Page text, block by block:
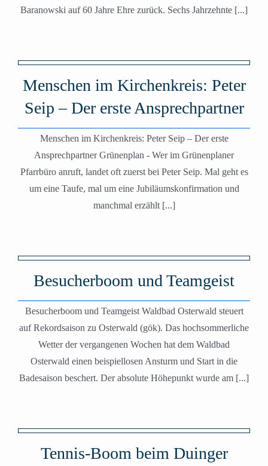
Baranowski auf 60 Jahre Ehre zurück. Sechs Jahrzehnte [...]
Menschen im Kirchenkreis: Peter
Seip – Der erste Ansprechpartner
Menschen im Kirchenkreis: Peter Seip – Der erste
Ansprechpartner Grünenplan - Wer im Grünenplaner
Pfarrbüro anruft, landet oft zuerst bei Peter Seip. Mal geht es
um eine Taufe, mal um eine Jubiläumskonfirmation und
manchmal erzählt [...]
Besucherboom und Teamgeist
Besucherboom und Teamgeist Waldbad Osterwald steuert
auf Rekordsaison zu Osterwald (gök). Das hochsommerliche
Wetter der vergangenen Wochen hat dem Waldbad
Osterwald einen beispiellosen Ansturm und Start in die
Badesaison beschert. Der absolute Höhepunkt wurde am [...]
Tennis-Boom beim Duinger